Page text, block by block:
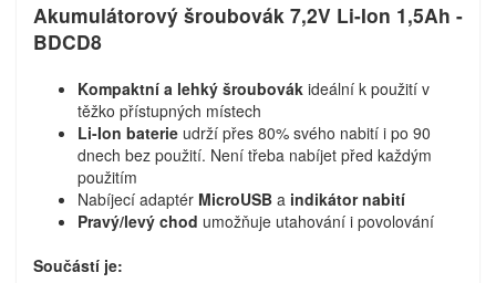
Akumulátorový šroubovák 7,2V Li-Ion 1,5Ah -
BDCD8
Kompaktní a lehký šroubovák ideální k použití v
těžko přístupných místech
Li-Ion baterie udrží přes 80% svého nabití i po 90
dnech bez použití. Není třeba nabíjet před každým
použitím
Nabíjecí adaptér MicroUSB a indikátor nabití
Pravý/levý chod umožňuje utahování i povolování
Součástí je: